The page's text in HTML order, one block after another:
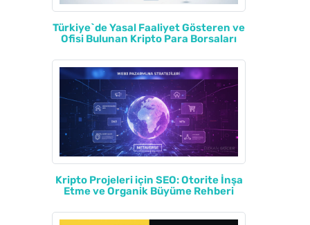
Türkiye`de Yasal Faaliyet Gösteren ve
Ofisi Bulunan Kripto Para Borsaları
Kripto Projeleri için SEO: Otorite İnşa
Etme ve Organik Büyüme Rehberi